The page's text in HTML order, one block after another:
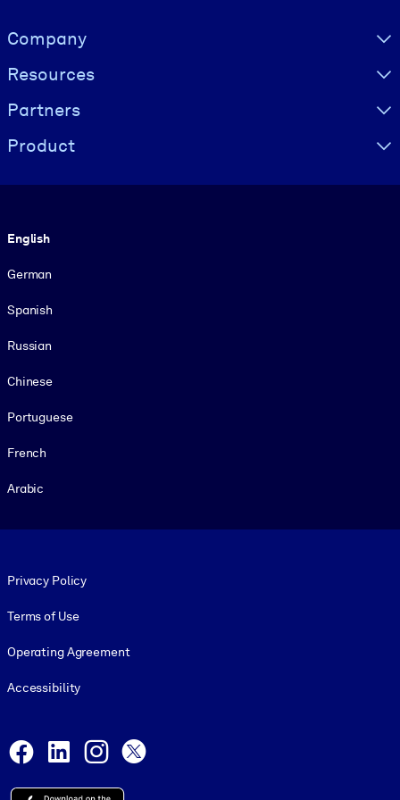
Visually hidden Text
Company
Resources
Partners
Product
English
German
Spanish
Russian
Chinese
Portuguese
French
Arabic
Privacy Policy
Terms of Use
Operating Agreement
Accessibility
Facebook
LinkedInInstagram